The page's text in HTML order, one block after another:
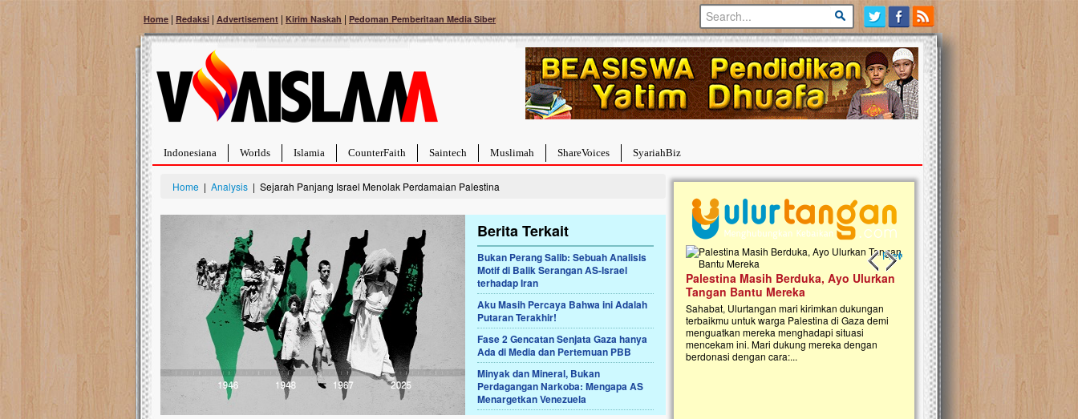
Home | Redaksi | Advertisement | Kirim Naskah | Pedoman Pemberitaan Media Siber
Indonesiana Worlds Islamia CounterFaith Saintech Muslimah ShareVoices SyariahBiz
Home | Analysis | Sejarah Panjang Israel Menolak Perdamaian Palestina
Berita Terkait
Bukan Perang Salib: Sebuah Analisis
Motif di Balik Serangan AS-Israel
terhadap Iran
Aku Masih Percaya Bahwa ini Adalah
Putaran Terakhir!
Fase 2 Gencatan Senjata Gaza hanya
Ada di Media dan Pertemuan PBB
Minyak dan Mineral, Bukan
Perdagangan Narkoba: Mengapa AS
Menargetkan Venezuela
Previous slide
Next slide
Bantu Naura, Balita Hebat Sembuh Dari
Tumor Pembuluh Darah
Hidup Naura Salsabila dipenuhi dengan
rintangan yang sangat berat. Meskipun baru
berusia sepuluh bulan, bayi yang imut ini harus
menghadapi penyakit yang dahsyat, yaitu tumor
pembuluh darah berukuran...
Lima Tahun Mangkrak, Masjid di
Pelosok ini Mengenaskan. Ayo Bantu.!!
Palestina Masih Berduka, Ayo Ulurkan
Tangan Bantu Mereka
Sahabat, Ulurtangan mari kirimkan dukungan
terbaikmu untuk warga Palestina di Gaza demi
menguatkan mereka menghadapi situasi
mencekam ini. Mari dukung mereka dengan
berdonasi dengan cara:...
Open Donasi Wakaf
Rumah Qur'an & TK Islam
Najjah di Jonggol
Saat ini, Ulurtangan bersama Yayasan
Najjahtul Islam Jonggol sedang merintis
pembangunan Rumah Qur’an dan
kanak Islam Terpadu (TKIT) An Najjah
Gedung Majelis Taklim di Jonggol,...